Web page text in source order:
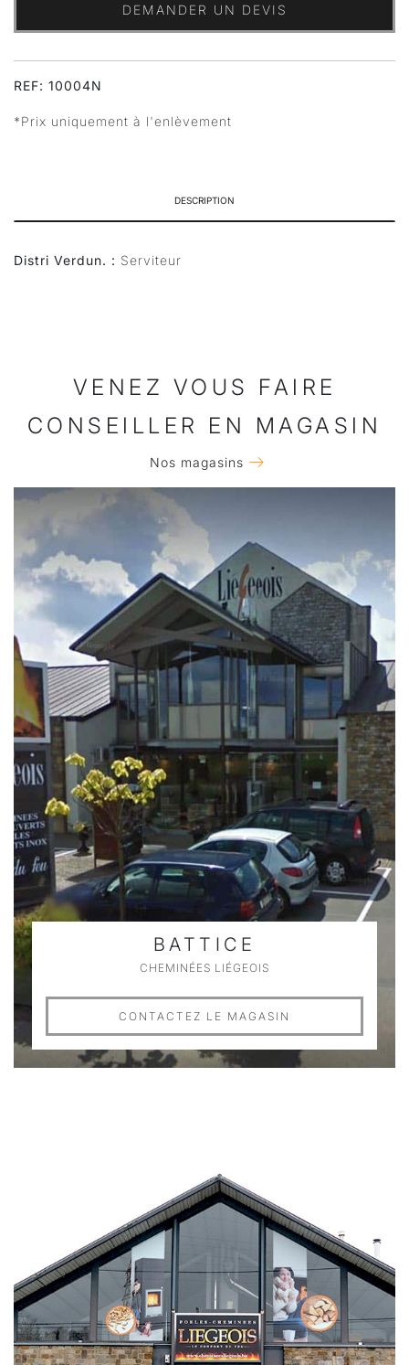
DEMANDER UN DEVIS
REF: 10004N
*Prix uniquement à l'enlèvement
DESCRIPTION
Distri Verdun. : Serviteur
VENEZ VOUS FAIRE
CONSEILLER EN MAGASIN
Nos magasins
BATTICE
CHEMINÉES LIÉGEOIS
CONTACTEZ LE MAGASIN